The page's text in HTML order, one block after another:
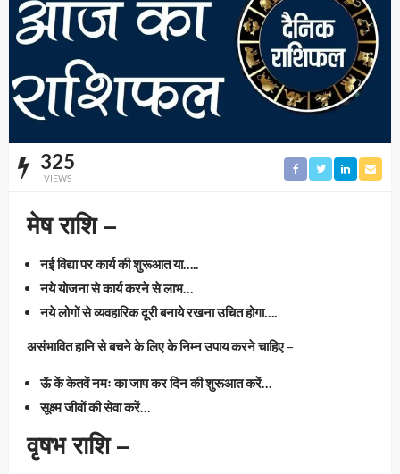
325
VIEWS
मेष राशि –
नई विद्या पर कार्य की शुरूआत या…..
नये योजना से कार्य करने से लाभ…
नये लोगों से व्यवहारिक दूरी बनाये रखना उचित होगा….
असंभावित हानि से बचने के लिए के निम्न उपाय करने चाहिए–
ऊॅ कें केतवें नमः का जाप कर दिन की शुरूआत करें…
सूक्ष्म जीवों की सेवा करें…
वृषभ राशि –